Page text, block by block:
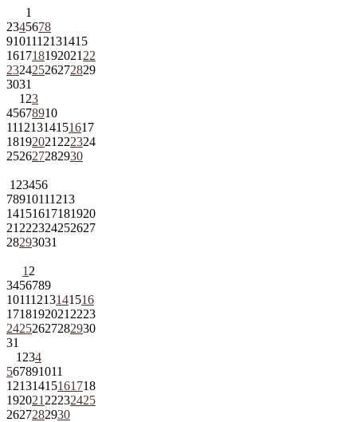
1
2345678
9101112131415
161718192021 22
23242526272829
3031
1 23
45678910
11121314151617
18192021 222324
252627282930
1 23456
78910111213
14151617181920
21 222324252627
28293031
1 2
3456789
10111213141516
1718192021 2223
24252627282930
31
1 234
567891011
12131415161718
192021 22232425
2627282930